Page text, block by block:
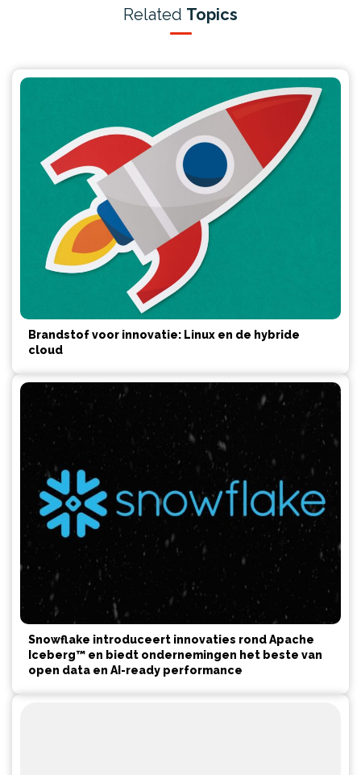
Related Topics
Brandstof voor innovatie: Linux en de hybride
cloud
Snowflake introduceert innovaties rond Apache
Iceberg™ en biedt ondernemingen het beste van
open data en AI-ready performance